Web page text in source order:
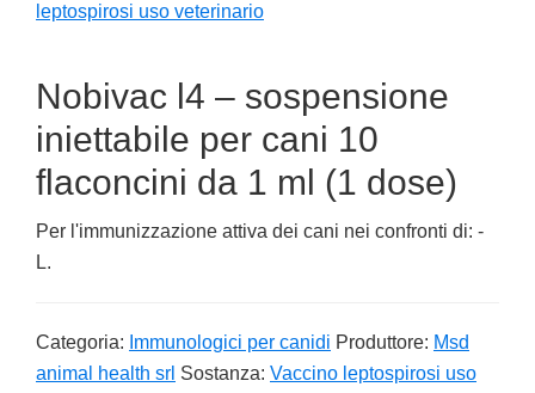
leptospirosi uso veterinario
Nobivac l4 – sospensione
iniettabile per cani 10
flaconcini da 1 ml (1 dose)
Per l'immunizzazione attiva dei cani nei confronti di: -
L.
Categoria: Immunologici per canidi Produttore: Msd
animal health srl Sostanza: Vaccino leptospirosi uso